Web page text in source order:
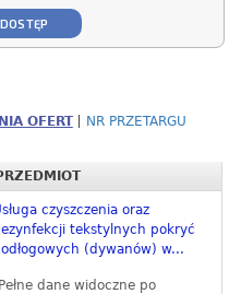
OFERT NR PRZETARGU
czyszczenia oraz
tekstylnych pokryć
(dywanów) w...
dane widoczne po